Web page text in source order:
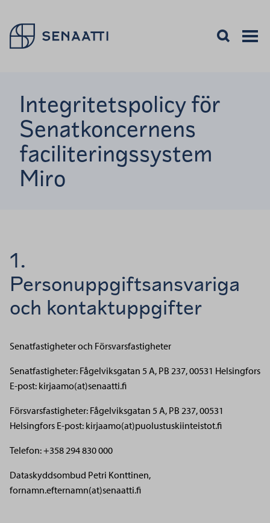
Palaa takaisin etusivulle
Öppna sökning
Avaa
Integritetspolicy för
Senatkoncernens
faciliteringssystem
Miro
1.
Personuppgiftsansvariga
och kontaktuppgifter
Senatfastigheter och Försvarsfastigheter
Senatfastigheter: Fågelviksgatan 5 A, PB 237, 00531 Helsingfors
E-post: kirjaamo(at)senaatti.fi
Försvarsfastigheter: Fågelviksgatan 5 A, PB 237, 00531
Helsingfors E-post: kirjaamo(at)puolustuskiinteistot.fi
Telefon: +358 294 830 000
Dataskyddsombud Petri Konttinen,
fornamn.efternamn(at)senaatti.fi